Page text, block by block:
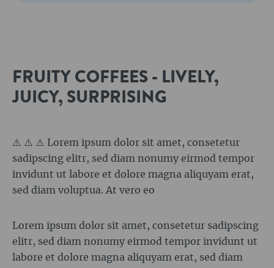
FRUITY COFFEES - LIVELY,
JUICY, SURPRISING
⚠️ ⚠️ ⚠️ Lorem ipsum dolor sit amet, consetetur
sadipscing elitr, sed diam nonumy eirmod tempor
invidunt ut labore et dolore magna aliquyam erat,
sed diam voluptua. At vero eo
Lorem ipsum dolor sit amet, consetetur sadipscing
elitr, sed diam nonumy eirmod tempor invidunt ut
labore et dolore magna aliquyam erat, sed diam